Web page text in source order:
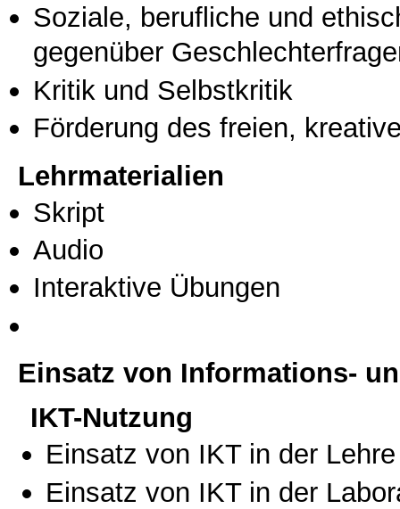
Soziale, berufliche und
gegenüber
Kritik und Selbstkritik
Förderung des freien,
Lehrmaterialien
Skript
Audio
Interaktive Übungen
Einsatz von Informations-
IKT-Nutzung
Einsatz von IKT in der Lehre
Einsatz von IKT in der